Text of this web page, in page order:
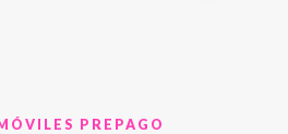
PREPAGO